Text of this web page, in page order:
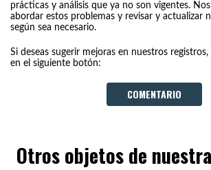
prácticas y análisis que ya no son vigentes.
abordar estos problemas y revisar y actualizar
según sea necesario.
Si deseas sugerir mejoras en nuestros
en el siguiente botón:
COMENTARIO
Otros objetos de